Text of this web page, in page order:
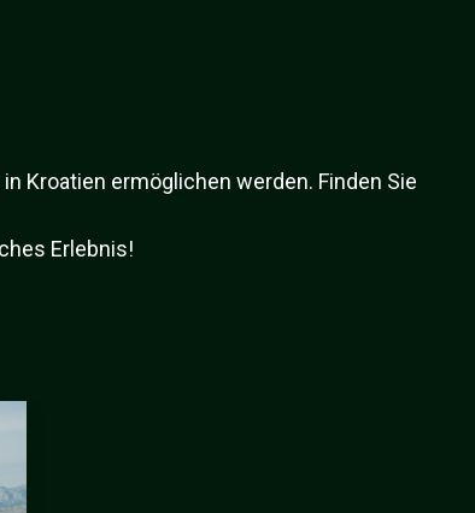
Kroatien ermöglichen werden. Finden Sie
Erlebnis!